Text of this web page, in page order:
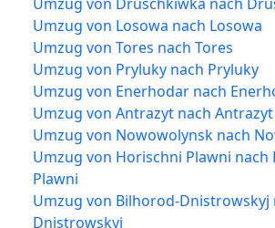
Umzug von Losowa nach Losowa
Umzug von Tores nach Tores
Umzug von Pryluky nach Pryluky
Umzug von Enerhodar nach
Umzug von Antrazyt nach Antrazyt
Umzug von Nowowolynsk nach
Umzug von Horischni Plawni nach
Plawni
Umzug von Bilhorod-Dnistrowskyj
Dnistrowskyj